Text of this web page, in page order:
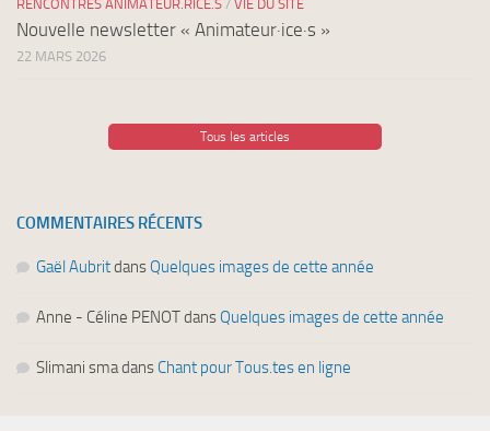
RENCONTRES ANIMATEUR.RICE.S / VIE DU SITE
Nouvelle newsletter « Animateur·ice·s »
22 MARS 2026
Tous les articles
COMMENTAIRES RÉCENTS
Gaël Aubritdans Quelques images de cette année
Anne - Céline PENOTdans Quelques images de cette année
Slimani smadans Chant pour Tous.tes en ligne